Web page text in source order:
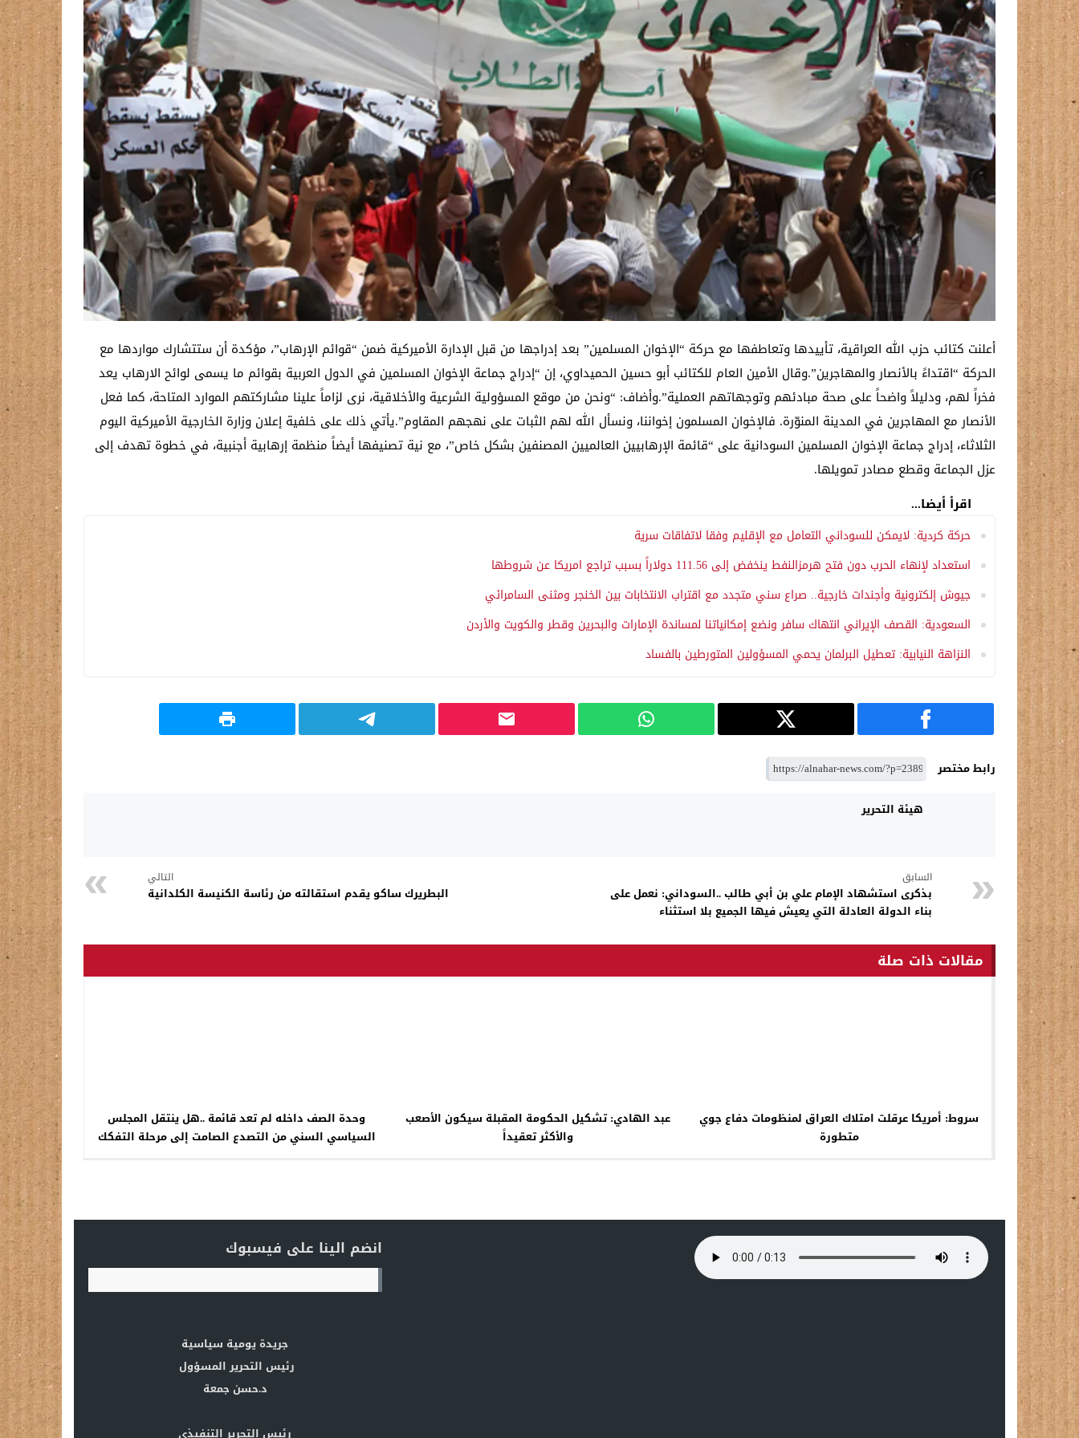
أعلنت كتائب حزب الله العراقية، تأييدها وتعاطفها مع حركة “الإخوان المسلمين” بعد إدراجها من قبل الإدارة الأميركية ضمن “قوائم الإرهاب”، مؤكدة أن ستتشارك مواردها مع
الحركة “اقتداءً بالأنصار والمهاجرين”.وقال الأمين العام للكتائب أبو حسين الحميداوي، إن “إدراج جماعة الإخوان المسلمين في الدول العربية بقوائم ما يسمى لوائح الارهاب يعد
فخراً لهم، ودليلاً واضحاً على صحة مبادئهم وتوجهاتهم العملية”.وأضاف: “ونحن من موقع المسؤولية الشرعية والأخلاقية، نرى لزاماً علينا مشاركتهم الموارد المتاحة، كما فعل
الأنصار مع المهاجرين في المدينة المنوّرة. فالإخوان المسلمون إخواننا، ونسأل الله لهم الثبات على نهجهم المقاوم”.يأتي ذلك على خلفية إعلان وزارة الخارجية الأميركية اليوم
الثلاثاء، إدراج جماعة الإخوان المسلمين السودانية على “قائمة الإرهابيين العالميين المصنفين بشكل خاص”، مع نية تصنيفها أيضاً منظمة إرهابية أجنبية، في خطوة تهدف إلى
عزل الجماعة وقطع مصادر تمويلها.
اقرأ أيضا...
حركة كردية: لايمكن للسوداني التعامل مع الإقليم وفقا لاتفاقات سرية
استعداد لإنهاء الحرب دون فتح هرمزالنفط ينخفض إلى 111.56 دولاراً بسبب تراجع امريكا عن شروطها
جيوش إلكترونية وأجندات خارجية.. صراع سني متجدد مع اقتراب الانتخابات بين الخنجر ومثنى السامرائي
السعودية: القصف الإيراني انتهاك سافر ونضع إمكانياتنا لمساندة الإمارات والبحرين وقطر والكويت والأردن
النزاهة النيابية: تعطيل البرلمان يحمي المسؤولين المتورطين بالفساد
رابط مختصر
هيئة التحرير
السابق
بذكرى استشهاد الإمام علي بن أبي طالب ..السوداني: نعمل على
بناء الدولة العادلة التي يعيش فيها الجميع بلا استثناء
التالي
البطريرك ساكو يقدم استقالته من رئاسة الكنيسة الكلدانية
مقالات ذات صلة
سروط: أمريكا عرقلت امتلاك العراق لمنظومات دفاع جوي
متطورة
عبد الهادي: تشكيل الحكومة المقبلة سيكون الأصعب
والأكثر تعقيداً
وحدة الصف داخله لم تعد قائمة ..هل ينتقل المجلس
السياسي السني من التصدع الصامت إلى مرحلة التفكك
انضم الينا على فيسبوك
جريدة يومية سياسية
رئيس التحرير المسؤول
د.حسن جمعة
رئيس التحرير التنفيذي